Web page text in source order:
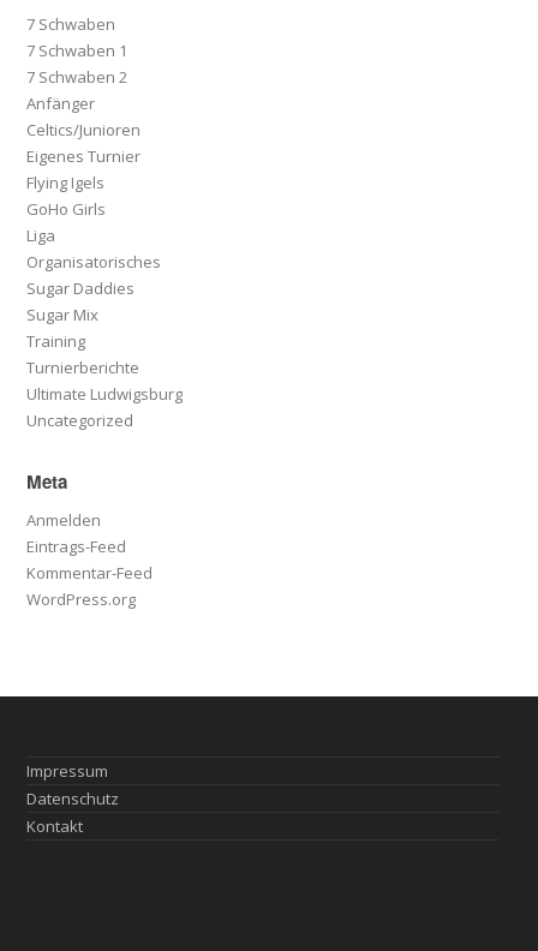
7 Schwaben
7 Schwaben 1
7 Schwaben 2
Anfänger
Celtics/Junioren
Eigenes Turnier
Flying Igels
GoHo Girls
Liga
Organisatorisches
Sugar Daddies
Sugar Mix
Training
Turnierberichte
Ultimate Ludwigsburg
Uncategorized
Meta
Anmelden
Eintrags-Feed
Kommentar-Feed
WordPress.org
Impressum
Datenschutz
Kontakt